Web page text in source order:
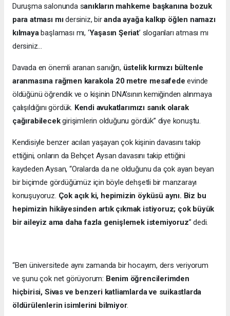
Duruşma salonunda sanıkların mahkeme başkanına bozuk
para atması mıdersiniz, biranda ayağa kalkıp öğlen namazı
kılmayabaşlaması mı, ‘Yaşasın Şeriat’ sloganları atması mı
dersiniz...
Davada en önemli aranan sanığın, üstelik kırmızı bültenle
aranmasına rağmen karakola 20 metre mesafede evinde
öldüğünü öğrendik ve o kişinin DNA'sının kemiğinden alınmaya
çalışıldığını gördük. Kendi avukatlarımızı sanık olarak
çağırabilecekgirişimlerin olduğunu gördük” diye konuştu.
Kendisiyle benzer acıları yaşayan çok kişinin davasını takip
ettiğini, onların da Behçet Aysan davasını takip ettiğini
kaydeden Aysan, “Oralarda da ne olduğunu da çok ayan beyan
bir biçimde gördüğümüz için böyle dehşetli bir manzarayı
konuşuyoruz. Çok açık ki, hepimizin öyküsü aynı. Biz bu
hepimizin hikâyesinden artık çıkmak istiyoruz; çok büyük
bir aileyiz ama daha fazla genişlemek istemiyoruz” dedi.
“Ben üniversitede aynı zamanda bir hocayım, ders veriyorum
ve şunu çok net görüyorum: Benim öğrencilerimden
hiçbirisi, Sivas ve benzeri katliamlarda ve suikastlarda
öldürülenlerin isimlerini bilmiyor.